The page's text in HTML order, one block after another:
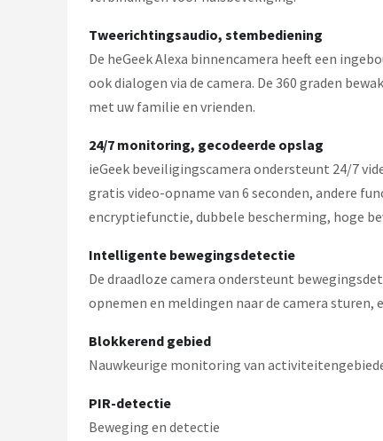
Tweerichtingsaudio, stembediening
De heGeek Alexa binnencamera heeft een
ook dialogen via de camera. De 360 ​​graden
met uw familie en vrienden.
24/7 monitoring, gecodeerde opslag
ieGeek beveiligingscamera ondersteunt 24/7
gratis video-opname van 6 seconden, andere
encryptiefunctie, dubbele bescherming, hoge
Intelligente bewegingsdetectie
De draadloze camera ondersteunt
opnemen en meldingen naar de camera sturen,
Blokkerend gebied
Nauwkeurige monitoring van
PIR-detectie
Beweging en detectie